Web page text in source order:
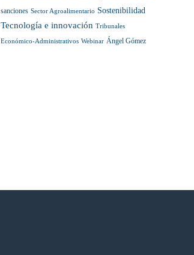
sanciones Sector Agroalimentario Sostenibilidad
Tecnología e innovación Tribunales
Económico-Administrativos Webinar Ángel Gómez